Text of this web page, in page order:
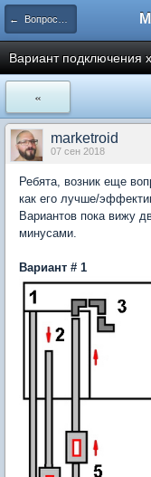
← Вопросы новичков
Вариант подключения
«
marketroid
07 сен 2018
Ребята, возник еще
как его лучше/
Вариантов пока вижу
минусами.
Вариант # 1